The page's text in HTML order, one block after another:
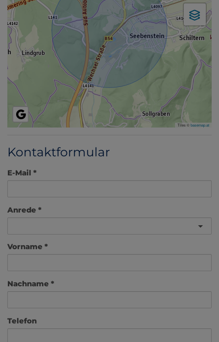
Tiles ©basemap.at
Kontaktformular
E-Mail
Anrede
Vorname
Nachname
Telefon